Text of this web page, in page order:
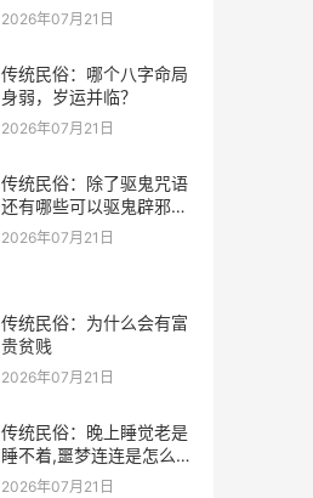
2026年07月21日
传统民俗：哪个八字命局
身弱，岁运并临？
2026年07月21日
传统民俗：除了驱鬼咒语
还有哪些可以驱鬼辟邪的
方法？民间
2026年07月21日
传统民俗：为什么会有富
贵贫贱
2026年07月21日
传统民俗：晚上睡觉老是
睡不着,噩梦连连是怎么回
事
2026年07月21日